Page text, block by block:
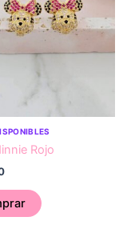
Rojo